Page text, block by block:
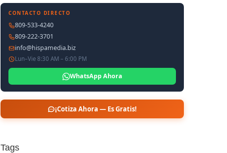
CONTACTO DIRECTO
809-533-4240
809-222-3701
info@hispamedia.biz
Lun–Vie 8:30 AM – 6:00 PM
WhatsApp Ahora
¡Cotiza Ahora — Es Gratis!
Tags